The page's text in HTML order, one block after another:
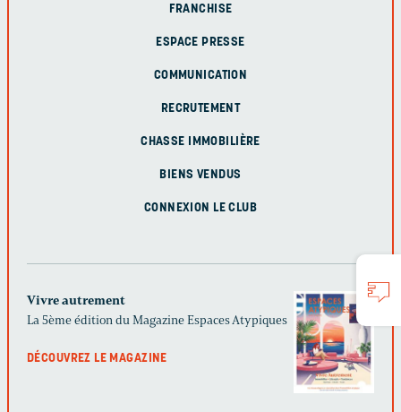
FRANCHISE
ESPACE PRESSE
COMMUNICATION
RECRUTEMENT
CHASSE IMMOBILIÈRE
BIENS VENDUS
CONNEXION LE CLUB
Vivre autrement
La 5ème édition du Magazine Espaces Atypiques
DÉCOUVREZ LE MAGAZINE